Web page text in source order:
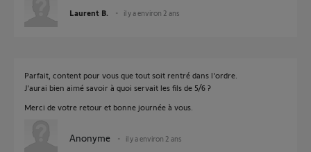
Laurent B. il y a environ 2 ans
Parfait, content pour vous que tout soit rentré dans l'ordre.
J'aurai bien aimé savoir à quoi servait les fils de 5/6 ?
Merci de votre retour et bonne journée à vous.
Anonyme il y a environ 2 ans